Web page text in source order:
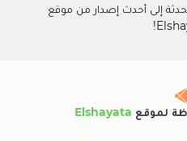
إلى أحدث إصدار من موقع
لموقع Elshayata